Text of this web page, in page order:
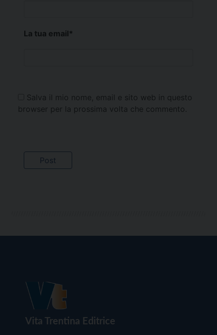
La tua email*
Salva il mio nome, email e sito web in questo
browser per la prossima volta che commento.
Vita Trentina Editrice